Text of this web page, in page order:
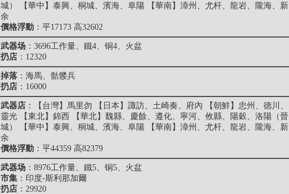
城） 【華中】泰興、桐城、濱海、阜陽 【華南】漳州、尤杆、龍岩、隴海、新
余
價格浮動 ：平17173 高32602
武器场 ：3696工作量、鐵4、铜4、火盆
扔店 ：12320
掉落 ： 海馬、 骷髅兵
扔店 ：16000
武器店 ：【台灣】馬里勿 【日本】諏訪、土崎奏、府內 【朝鮮】忠州、德川、
靈光 【東北】錦西 【華北】魏縣、慶餘、遵化、寧河、攸縣、陽穀、洛陽（晉
城） 【華中】泰興、桐城、濱海、阜陽 【華南】漳州、尤杆、龍岩、隴海、新
余
價格浮動 ：平44359 高82379
武器场 ：8976工作量、鐵5、铜5、火盆
市集 ：印度-斯利那加爾
扔店 ：29920